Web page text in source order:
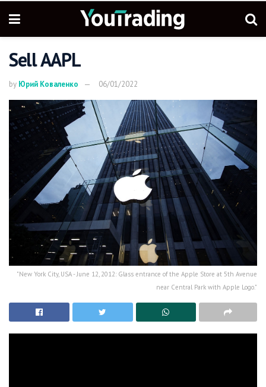
Sell AAPL
by Юрий Коваленко 06/01/2022
"New York City, USA - June 12, 2012: Glass entrance of the Apple Store at 5th Avenue
near Central Park with Apple Logo."